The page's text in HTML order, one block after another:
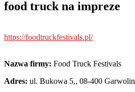
food truck na impreze
https://foodtruckfestivals.pl/
Nazwa firmy: Food Truck Festivals
Adres: ul. Bukowa 5,, 08-400 Garwolin